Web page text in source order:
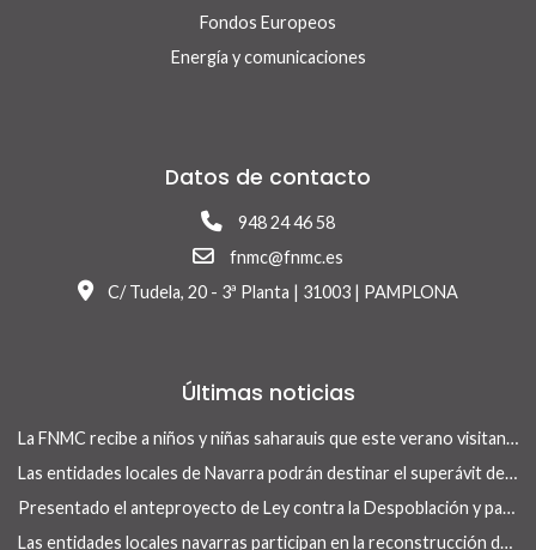
Fondos Europeos
Energía y comunicaciones
Datos de contacto
948 24 46 58
fnmc@fnmc.es
C/ Tudela, 20 - 3ª Planta | 31003 | PAMPLONA
Últimas noticias
La FNMC recibe a niños y niñas saharauis que este verano visitan Navarra con el programa Vacaciones en Paz
Las entidades locales de Navarra podrán destinar el superávit de 2025 a inversiones financieramente sostenibles tras la aprobación del Real Decreto-ley 13/2026
Presentado el anteproyecto de Ley contra la Despoblación y para el Desarrollo Rural
Las entidades locales navarras participan en la reconstrucción de infraestructuras dañadas por la DANA de 175 municipios valencianos